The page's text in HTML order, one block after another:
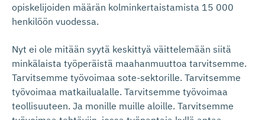
opiskelijoiden määrän kolminkertaistamista 15 000
henkilöön vuodessa.
Nyt ei ole mitään syytä keskittyä väittelemään siitä
minkälaista työperäistä maahanmuuttoa tarvitsemme.
Tarvitsemme työvoimaa sote-sektorille. Tarvitsemme
työvoimaa matkailualalle. Tarvitsemme työvoimaa
teollisuuteen. Ja monille muille aloille. Tarvitsemme